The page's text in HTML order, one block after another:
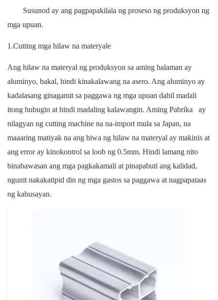
Susunod ay ang pagpapakilala ng proseso ng produksyon ng
mga upuan.
1.Cutting mga hilaw na materyale
Ang hilaw na materyal ng produksyon sa aming halaman ay
aluminyo, bakal, hindi kinakalawang na asero. Ang aluminyo ay
kadalasang ginagamit sa paggawa ng mga upuan dahil madali
itong hubugin at hindi madaling kalawangin. Aming Pabrika
ay
nilagyan ng cutting machine na na-import mula sa Japan, na
maaaring matiyak na ang hiwa ng hilaw na materyal ay makinis at
ang error ay kinokontrol sa loob ng 0.5mm. Hindi lamang nito
binabawasan ang mga pagkakamali at pinapabuti ang kalidad,
ngunit nakakatipid din ng mga gastos sa paggawa at nagpapataas
ng kahusayan.